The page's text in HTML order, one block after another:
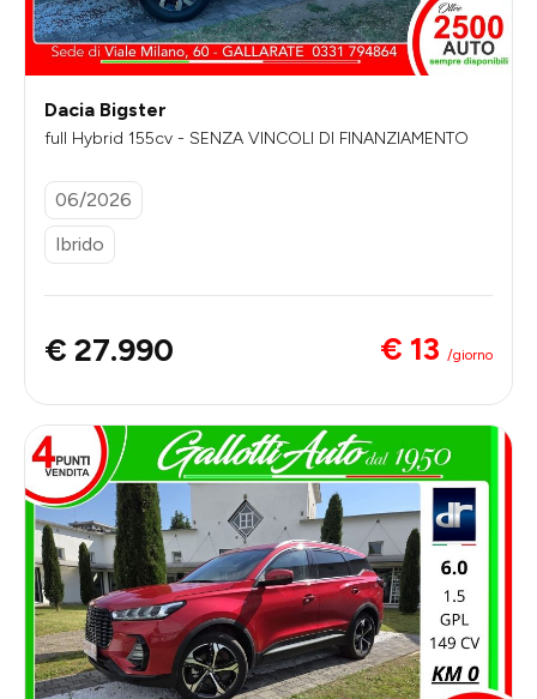
Dacia Bigster
full Hybrid 155cv - SENZA VINCOLI DI FINANZIAMENTO
06/2026
Ibrido
€ 27.990 € 13 /giorno